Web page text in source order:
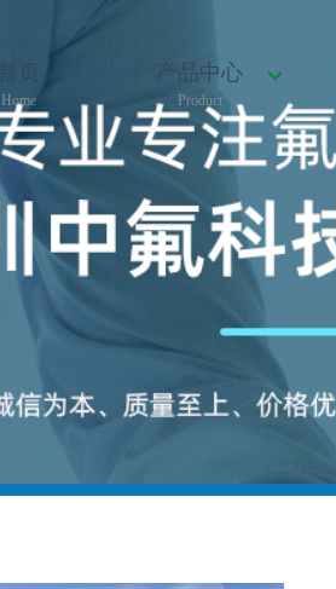
首页
Home
产品中心
Product